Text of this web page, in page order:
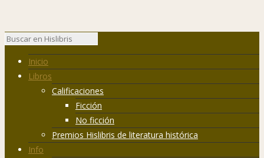
Inicio
Libros
Calificaciones
Ficción
No ficción
Premios Hislibris de literatura histórica
Info